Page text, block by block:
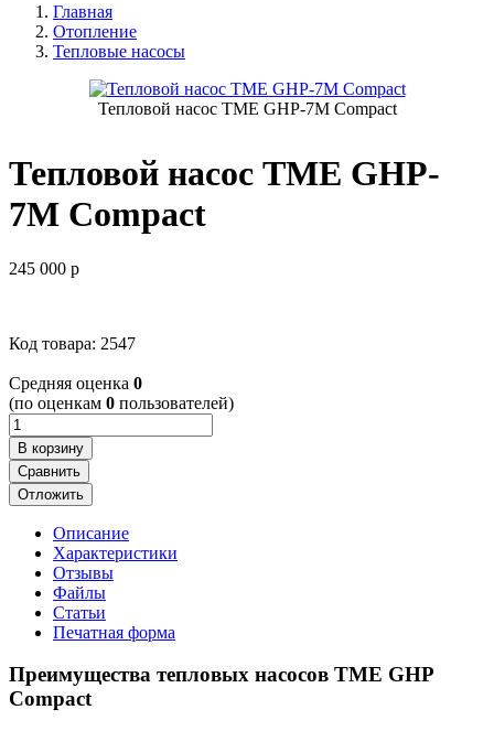
Главная
Отопление
Тепловые насосы
Тепловой насос TME GHP-7M Compact
Тепловой насос TME GHP-
7M Compact
245 000 p
Код товара: 2547
Cредняя оценка 0
(по оценкам 0 пользователей)
В корзину
Сравнить
Отложить
Описание
Характеристики
Отзывы
Файлы
Статьи
Печатная форма
Преимущества тепловых насосов TME GHP
Compact